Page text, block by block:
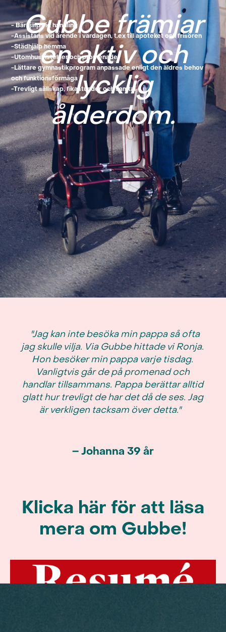
- Bärhjälp vid handling
-Assistans vid ärende i vardagen, t.ex till apoteket och frisören
-Städhjälp hemma
-Utomhusvistelser och promenader
-Lättare gymnastikprogram anpassade enligt den äldres behov
och funktionsförmåga
-Trevligt sällskap, fikastunder och samtal
​Gubbe främjar
en aktiv och
lycklig
ålderdom.
"Jag kan inte besöka min pappa så ofta
jag skulle vilja. Via Gubbe hittade vi Ronja.
Hon besöker min pappa varje tisdag.
Vanligtvis går de på promenad och
handlar tillsammans. Pappa berättar alltid
glatt hur trevligt de har det då de ses. Jag
är verkligen tacksam över detta."
– Johanna 39 år
Klicka här för att läsa
mera om Gubbe!